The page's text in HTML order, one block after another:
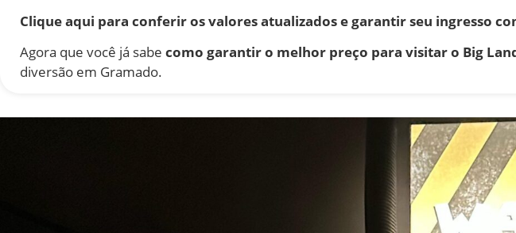
Clique aqui para conferir os valores atualizados e garantir seu ingresso
Agora que você já sabe como garantir o melhor preço para visitar o Big
diversão em Gramado.